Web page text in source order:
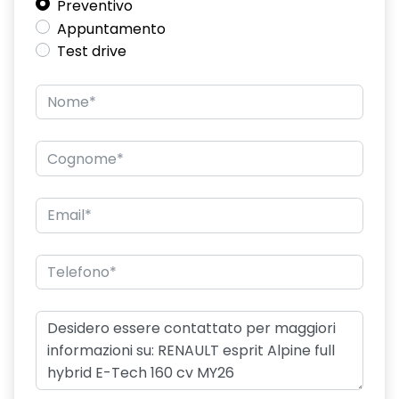
distance warning avviso distanza di sicurezza
driver display 10''
compatibilità 2G/3G o 4G/5G a seconda del veicolo
emergency lane keep assist assistenza d'emergenza al
mantenimento della corsia
fari posteriori FULL LED 3D con firma luminosa dinamica C-
SHAPE
flying consolle
frecce di direzione
freno di stazionamento elettrico con funzione Auto-Hold
Preventivo
Appuntamento
Test drive